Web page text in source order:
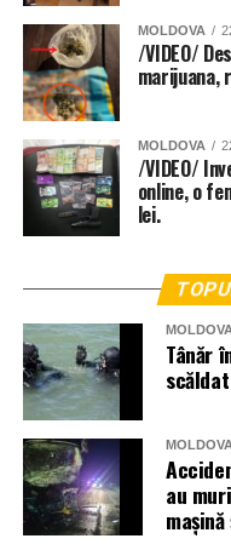
MOLDOVA
/VIDEO/
marijuana,
MOLDOVA
/VIDEO/
online, o
lei.
MOLDOVA
Tânăr
MOLDOVA
au